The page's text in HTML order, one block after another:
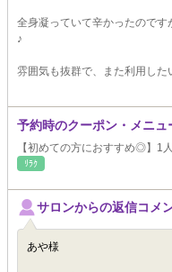
全身凝っていて辛かったので
♪
雰囲気も抜群で、また利用した
予約時のクーポン・メニュ
【初めての方におすすめ◎】1
ﾘﾗｸ
サロンからの返信コメ
あや様